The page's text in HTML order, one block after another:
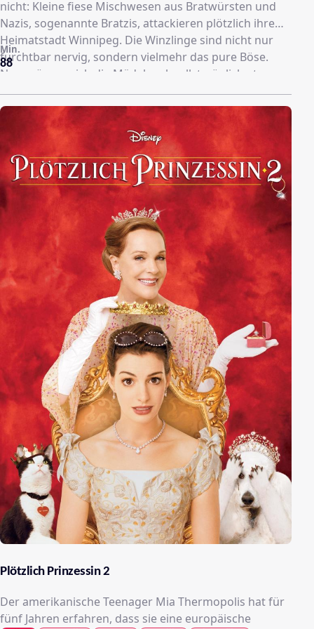
nicht: Kleine fiese Mischwesen aus Bratwürsten und
Nazis, sogenannte Bratzis, attackieren plötzlich ihre
Heimatstadt Winnipeg. Die Winzlinge sind nicht nur
furchtbar nervig, sondern vielmehr das pure Böse.
Nun müssen sich die Mädels schnellstmöglich etwas
einfallen lassen, um sich gegen die Bratzis zur Wehr
setzen zu können. Der legendäre, wenn auch etwas
skurrile Menschenjäger Guy Lapointe aus Montreal
schlägt sich schließlich auf die Seite von Colleen und
Colleen...
88
Min.
Plötzlich Prinzessin 2
Der amerikanische Teenager Mia Thermopolis hat für
fünf Jahren erfahren, dass sie eine europäische